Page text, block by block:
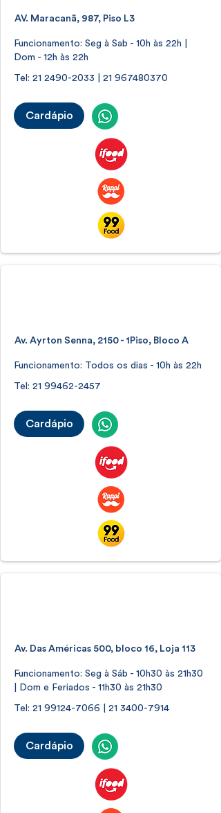
AV. Maracanã, 987, Piso L3
Funcionamento: Seg à Sab - 10h às 22h |
Dom - 12h às 22h
Tel: 21 2490-2033 21 967480370
Cardápio
Av. Ayrton Senna, 2150 - 1Piso, Bloco A
Funcionamento: Todos os dias - 10h às 22h
Tel: 21 99462-2457
Cardápio
Av. Das Américas 500, bloco 16, Loja 113
Funcionamento: Seg à Sáb - 10h30 às 21h30
| Dom e Feriados - 11h30 às 21h30
Tel: 21 99124-7066 21 3400-7914
Cardápio